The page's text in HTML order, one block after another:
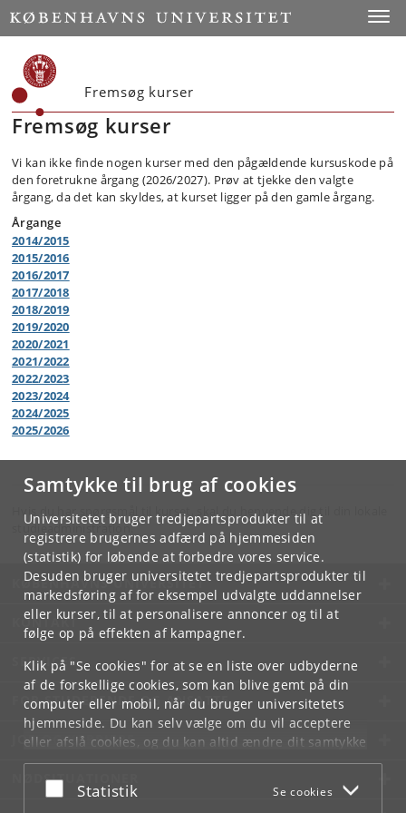
Samtykke til brug af cookies
Universitetet bruger tredjepartsprodukter til at
registrere brugernes adfærd på hjemmesiden
(statistik) for løbende at forbedre vores service.
Desuden bruger universitetet tredjepartsprodukter til
markedsføring af for eksempel udvalgte uddannelser
eller kurser, til at personalisere annoncer og til at
følge op på effekten af kampagner.
Klik på "Se cookies" for at se en liste over udbyderne
af de forskellige cookies, som kan blive gemt på din
computer eller mobil, når du bruger universitetets
hjemmeside. Du kan selv vælge om du vil acceptere
eller afslå cookies, og du kan altid ændre dit samtykke
underCookie- og privatlivspolitiksom du finder i
bunden af hver side.
Acceptér eller afslå
Statistik Se cookies
Fremsøg kurser
Fremsøg kurser
Vi kan ikke finde nogen kurser med den pågældende kursuskode på
den foretrukne årgang (2026/2027). Prøv at tjekke den valgte
årgang, da det kan skyldes, at kurset ligger på den gamle årgang.
Årgange
2014/2015
2015/2016
2016/2017
2017/2018
2018/2019
2019/2020
2020/2021
2021/2022
2022/2023
2023/2024
2024/2025
2025/2026
Hvis du har spørgsmål til kurset, skal du henvende dig til din lokale
studieadministration.
KØBENHAVNS UNIVERSITET
KONTAKT
SERVICES
FOR STUDERENDE OG ANSATTE
JOB OG KARRIERE
NØDSITUATIONER